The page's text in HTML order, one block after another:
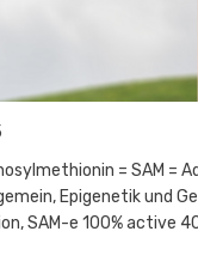
= SAM =
, Epigenetik und
,SAM-e 100% active